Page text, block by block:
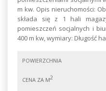
m kw. Opis nieruchomości:
składa się z 1 hali
pomieszczeń socjalnych i
400 m kw, wymiary: Długość
POWIERZCHNIA
CENA ZA M2